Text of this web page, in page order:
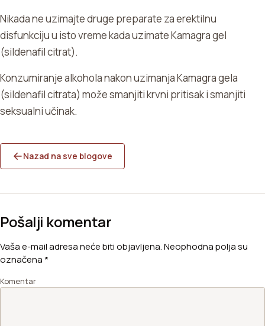
Nikada ne uzimajte druge preparate za erektilnu
disfunkciju u isto vreme kada uzimate Kamagra gel
(sildenafil citrat).
Konzumiranje alkohola nakon uzimanja Kamagra gela
(sildenafil citrata) može smanjiti krvni pritisak i smanjiti
seksualni učinak.
Nazad na sve blogove
Pošalji komentar
Vaša e-mail adresa neće biti objavljena.Neophodna polja su
označena *
Komentar